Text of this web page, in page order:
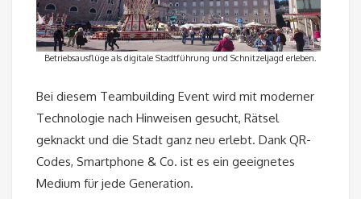
Betriebsausflüge als digitale Stadtführung und Schnitzeljagd erleben.
Bei diesem Teambuilding Event wird mit moderner
Technologie nach Hinweisen gesucht, Rätsel
geknackt und die Stadt ganz neu erlebt. Dank QR-
Codes, Smartphone & Co. ist es ein geeignetes
Medium für jede Generation.